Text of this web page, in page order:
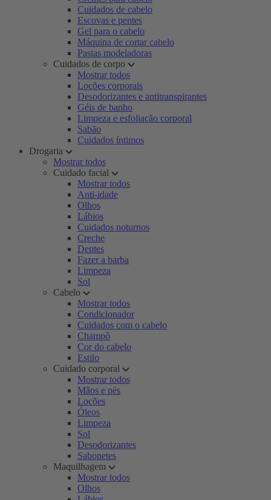
Cuidados de cabelo
Escovas e pentes
Gel para o cabelo
Máquina de cortar cabelo
Pastas modeladoras
Cuidados de corpo
Mostrar todos
Loções corporais
Desodorizantes e antitranspirantes
Géis de banho
Limpeza e esfoliação corporal
Sabão
Cuidados íntimos
Drogaria
Mostrar todos
Cuidado facial
Mostrar todos
Anti-idade
Olhos
Lábios
Cuidados noturnos
Creche
Dentes
Fazer a barba
Limpeza
Sol
Cabelo
Mostrar todos
Condicionador
Cuidados com o cabelo
Champô
Cor do cabelo
Estilo
Cuidado corporal
Mostrar todos
Mãos e pés
Loções
Óleos
Limpeza
Sol
Desodorizantes
Sabonetes
Maquilhagem
Mostrar todos
Olhos